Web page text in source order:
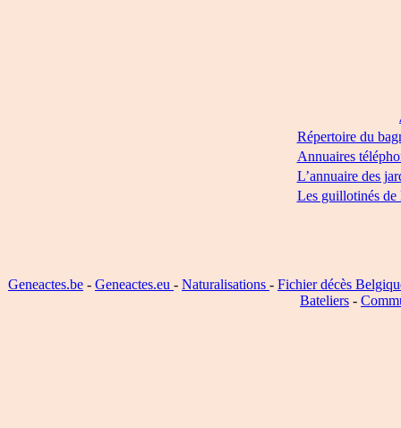
Répertoire du
Annuaires
L’annuaire des
Les guillotinés de
Geneactes.be - Geneactes.eu - Naturalisations - Fichier décès
Bateliers -